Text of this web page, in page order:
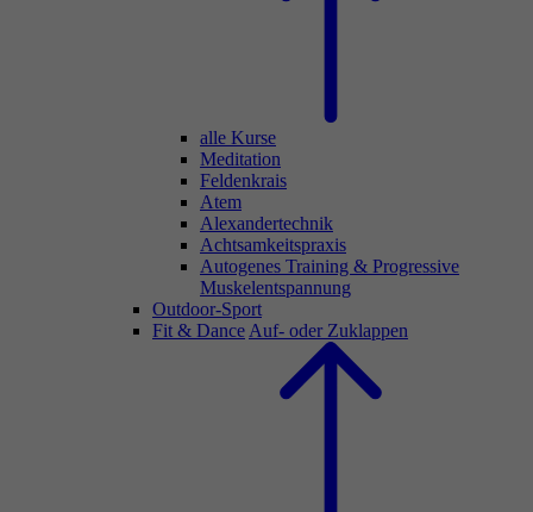
alle Kurse
Meditation
Feldenkrais
Atem
Alexandertechnik
Achtsamkeitspraxis
Autogenes Training & Progressive
Muskelentspannung
Outdoor-Sport
Fit & Dance Auf- oder Zuklappen